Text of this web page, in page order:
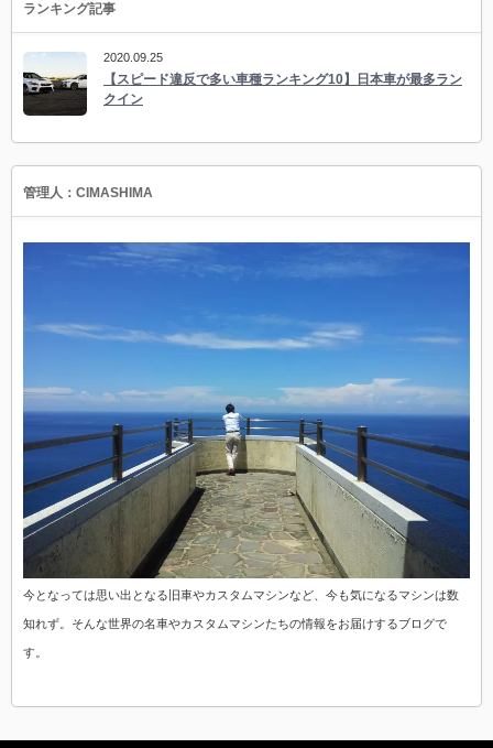
ランキング記事
2020.09.25
【スピード違反で多い車種ランキング10】日本車が最多ラン
クイン
管理人：CIMASHIMA
今となっては思い出となる旧車やカスタムマシンなど、今も気になるマシンは数
知れず。そんな世界の名車やカスタムマシンたちの情報をお届けするブログで
す。